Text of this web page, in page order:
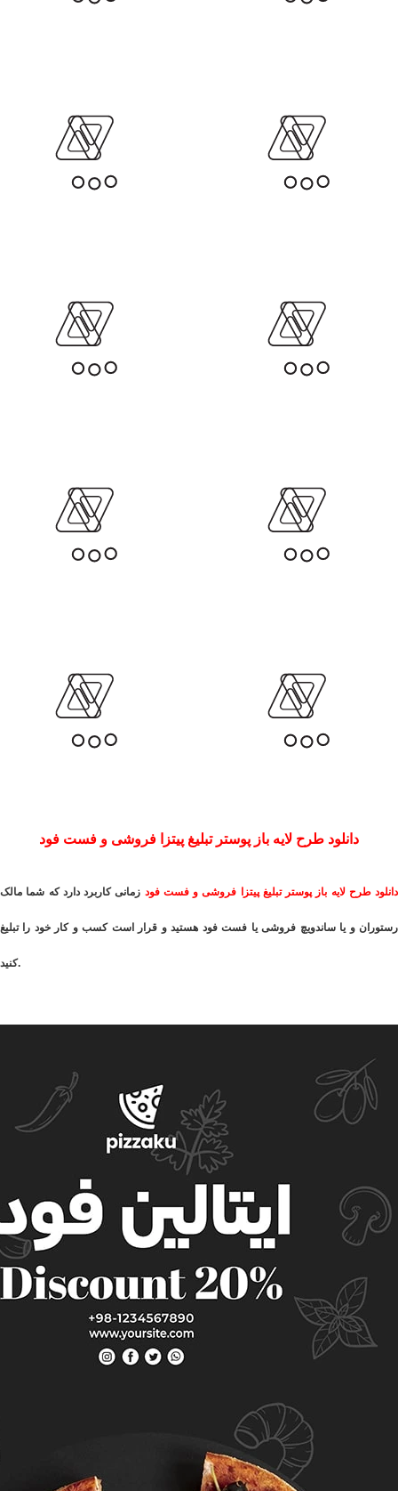
دانلود طرح لایه باز پوستر تبلیغ پیتزا فروشی و فست فود
دانلود طرح لایه باز پوستر تبلیغ پیتزا فروشی و فست فود زمانی کاربرد دارد که شما مالک
رستوران و یا ساندویچ فروشی یا فست فود هستید و قرار است کسب و کار خود را تبلیغ
کنید.